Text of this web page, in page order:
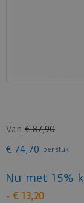
Van € 87,90
€ 74,70 per stuk
Nu met 15%
- € 13,20